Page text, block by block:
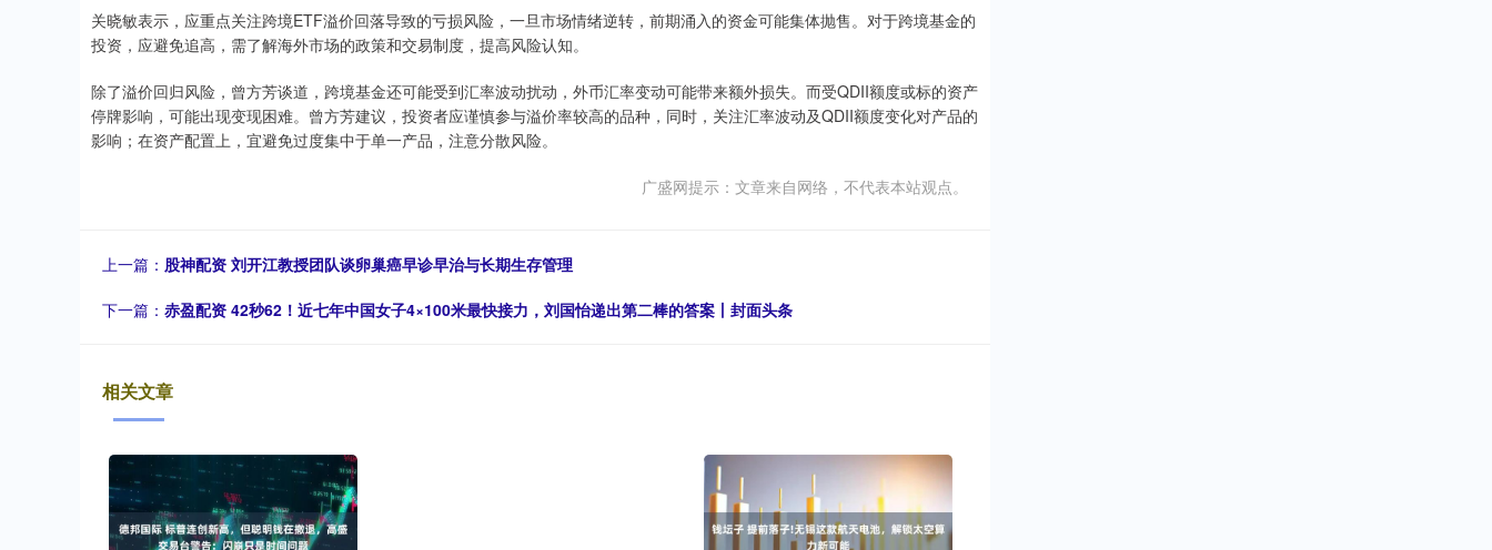
关晓敏表示，应重点关注跨境ETF溢价回落导致的亏损风险，一旦市场情绪逆转，前期涌入的资金可能集体抛售。对于跨境基金的
投资，应避免追高，需了解海外市场的政策和交易制度，提高风险认知。
除了溢价回归风险，曾方芳谈道，跨境基金还可能受到汇率波动扰动，外币汇率变动可能带来额外损失。而受QDII额度或标的资产
停牌影响，可能出现变现困难。曾方芳建议，投资者应谨慎参与溢价率较高的品种，同时，关注汇率波动及QDII额度变化对产品的
影响；在资产配置上，宜避免过度集中于单一产品，注意分散风险。
广盛网提示：文章来自网络，不代表本站观点。
上一篇： 股神配资 刘开江教授团队谈卵巢癌早诊早治与长期生存管理
下一篇： 赤盈配资 42秒62！近七年中国女子4×100米最快接力，刘国怡递出第二棒的答案丨封面头条
相关文章